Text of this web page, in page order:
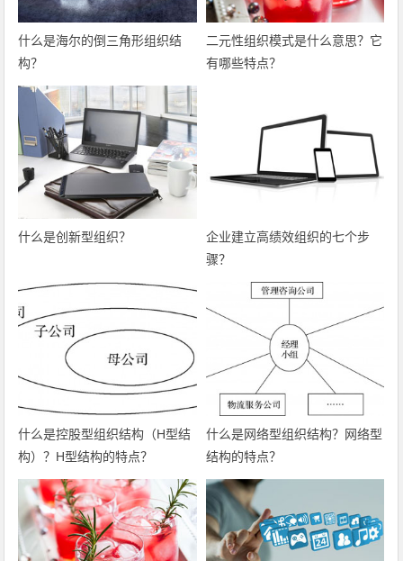
什么是海尔的倒三角形组织结
构？
二元性组织模式是什么意思？它
有哪些特点？
什么是创新型组织？
企业建立高绩效组织的七个步
骤？
什么是控股型组织结构（H型结
构）？H型结构的特点？
什么是网络型组织结构？网络型
结构的特点？